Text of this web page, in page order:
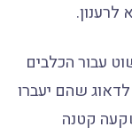
עבור הכלבים
שהם יעברו
קטנה